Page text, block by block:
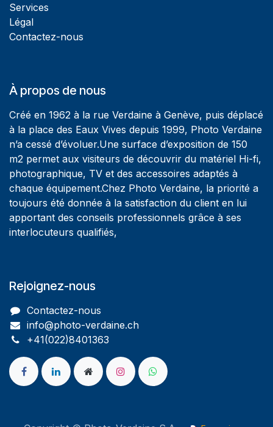
Services
Légal
Contactez-nous
À propos de nous
Créé en 1962 à la rue Verdaine à Genève, puis déplacé
à la place des Eaux Vives depuis 1999, Photo Verdaine
n’a cessé d’évoluer.Une surface d’exposition de 150
m2 permet aux visiteurs de découvrir du matériel Hi-fi,
photographique, TV et des accessoires adaptés à
chaque équipement.Chez Photo Verdaine, la priorité a
toujours été donnée à la satisfaction du client en lui
apportant des conseils professionnels grâce à ses
interlocuteurs qualifiés,
Rejoignez-nous
Contactez-nous
info@photo-verdaine.ch​
​​+41(022)8401363